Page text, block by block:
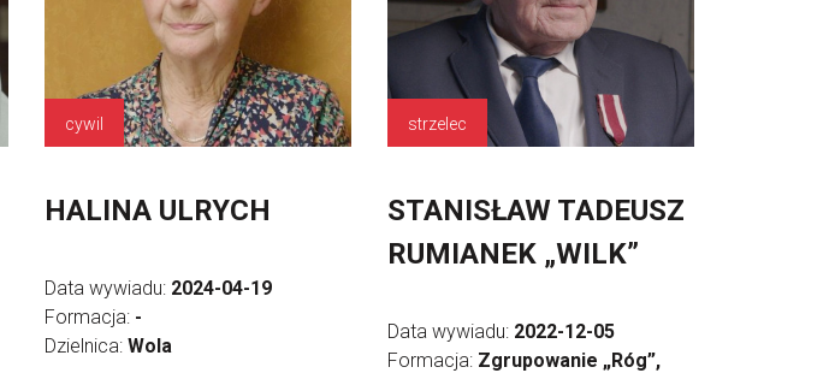
cywil
HALINA ULRYCH
Data wywiadu: 2024-04-19
Formacja: -
Dzielnica: Wola
strzelec
STANISŁAW TADEUSZ
RUMIANEK „WILK”
Data wywiadu: 2022-12-05
Formacja: Zgrupowanie „Róg”,